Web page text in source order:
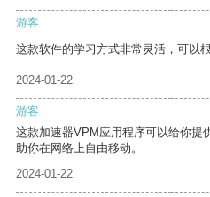
游客
这款软件的学习方式非常灵活，可以
2024-01-22
游客
这款加速器VPM应用程序可以给你提
助你在网络上自由移动。
2024-01-22